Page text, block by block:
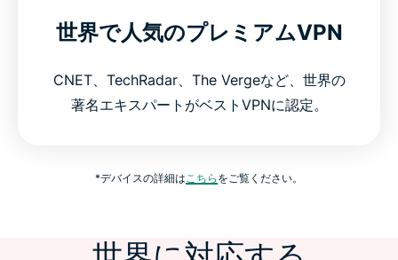
世界で人気のプレミアムVPN
CNET、TechRadar、The Vergeなど、世界の
著名エキスパートがベストVPNに認定。
*デバイスの詳細はこちら をご覧ください。